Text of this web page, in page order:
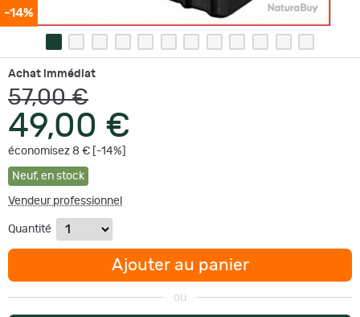
-14%
Achat immédiat
57,00 €
49,00 €
économisez 8 € [-14%]
Neuf, en stock
Vendeur professionnel
Quantité
Ajouter au panier
ou